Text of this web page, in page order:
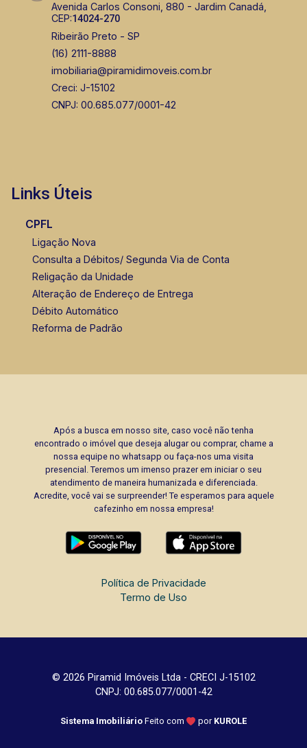
Avenida Carlos Consoni, 880 - Jardim Canadá,
CEP:14024-270
Ribeirão Preto - SP
(16) 2111-8888
imobiliaria@piramidimoveis.com.br
Creci: J-15102
CNPJ: 00.685.077/0001-42
Links Úteis
CPFL
Ligação Nova
Consulta a Débitos/ Segunda Via de Conta
Religação da Unidade
Alteração de Endereço de Entrega
Débito Automático
Reforma de Padrão
Após a busca em nosso site, caso você não tenha
encontrado o imóvel que deseja alugar ou comprar, chame a
nossa equipe no whatsapp ou faça-nos uma visita
presencial. Teremos um imenso prazer em iniciar o seu
atendimento de maneira humanizada e diferenciada.
Acredite, você vai se surpreender! Te esperamos para aquele
cafezinho em nossa empresa!
Política de Privacidade
Termo de Uso
© 2026 Piramid Imóveis Ltda - CRECI J-15102
CNPJ: 00.685.077/0001-42
Sistema Imobiliário Feito com por KUROLE